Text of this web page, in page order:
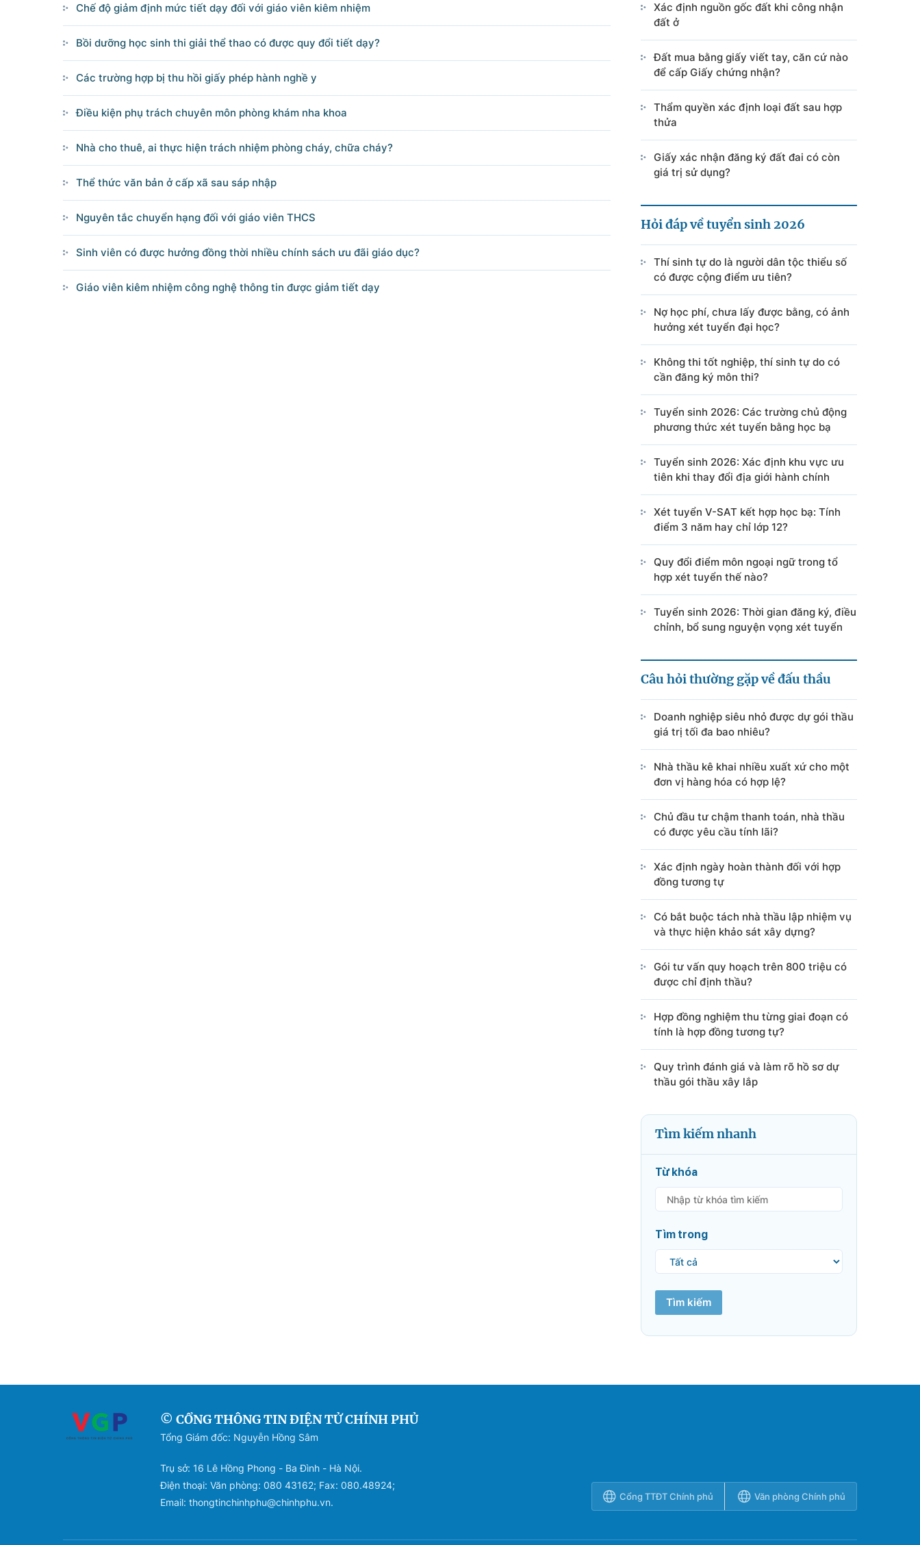
Hỏi đáp về quyền sử dụng đất
Hỏi đáp về tuyển sinh 2026
Câu hỏi thường gặp về đấu thầu
© CỔNG THÔNG TIN ĐIỆN TỬ CHÍNH PHỦ
Tổng Giám đốc: Nguyễn Hồng Sâm
Cổng TTĐT Chính phủ Văn phòng Chính phủ
Ghi rõ nguồn 'Cổng Thông tin điện tử Chính phủ' hoặc 'www.chinhphu.vn' khi phát hành lại thông tin từ các nguồn này.
Chế độ giảm định mức tiết dạy đối với giáo viên kiêm nhiệm
Bồi dưỡng học sinh thi giải thể thao có được quy đổi tiết dạy?
Các trường hợp bị thu hồi giấy phép hành nghề y
Điều kiện phụ trách chuyên môn phòng khám nha khoa
Nhà cho thuê, ai thực hiện trách nhiệm phòng cháy, chữa cháy?
Thể thức văn bản ở cấp xã sau sáp nhập
Nguyên tắc chuyển hạng đối với giáo viên THCS
Sinh viên có được hưởng đồng thời nhiều chính sách ưu đãi giáo dục?
Giáo viên kiêm nhiệm công nghệ thông tin được giảm tiết dạy
Xác định nguồn gốc đất khi công nhận
đất ở
Đất mua bằng giấy viết tay, căn cứ nào
để cấp Giấy chứng nhận?
Thẩm quyền xác định loại đất sau hợp
thửa
Giấy xác nhận đăng ký đất đai có còn
giá trị sử dụng?
Hỏi đáp về tuyển sinh 2026
Thí sinh tự do là người dân tộc thiểu số
có được cộng điểm ưu tiên?
Nợ học phí, chưa lấy được bằng, có ảnh
hưởng xét tuyển đại học?
Không thi tốt nghiệp, thí sinh tự do có
cần đăng ký môn thi?
Tuyển sinh 2026: Các trường chủ động
phương thức xét tuyển bằng học bạ
Tuyển sinh 2026: Xác định khu vực ưu
tiên khi thay đổi địa giới hành chính
Xét tuyển V-SAT kết hợp học bạ: Tính
điểm 3 năm hay chỉ lớp 12?
Quy đổi điểm môn ngoại ngữ trong tổ
hợp xét tuyển thế nào?
Tuyển sinh 2026: Thời gian đăng ký, điều
chỉnh, bổ sung nguyện vọng xét tuyển
Câu hỏi thường gặp về đấu thầu
Doanh nghiệp siêu nhỏ được dự gói thầu
giá trị tối đa bao nhiêu?
Nhà thầu kê khai nhiều xuất xứ cho một
đơn vị hàng hóa có hợp lệ?
Chủ đầu tư chậm thanh toán, nhà thầu
có được yêu cầu tính lãi?
Xác định ngày hoàn thành đối với hợp
đồng tương tự
Có bắt buộc tách nhà thầu lập nhiệm vụ
và thực hiện khảo sát xây dựng?
Gói tư vấn quy hoạch trên 800 triệu có
được chỉ định thầu?
Hợp đồng nghiệm thu từng giai đoạn có
tính là hợp đồng tương tự?
Quy trình đánh giá và làm rõ hồ sơ dự
thầu gói thầu xây lắp
Tìm kiếm nhanh
Từ khóa
Tìm trong
Tìm kiếm
© CỔNG THÔNG TIN ĐIỆN TỬ CHÍNH PHỦ
Tổng Giám đốc: Nguyễn Hồng Sâm
Trụ sở: 16 Lê Hồng Phong - Ba Đình - Hà Nội.
Điện thoại: Văn phòng: 080 43162; Fax: 080.48924;
Email: thongtinchinhphu@chinhphu.vn.
Cổng TTĐT Chính phủ Văn phòng Chính phủ